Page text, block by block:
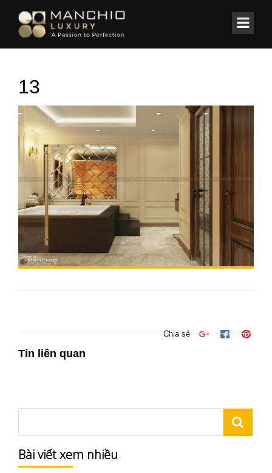
Home/BIỆT THỰ/ Biệt Thự Monaco ( Mr. Lục )
13
Chia sẻ
Tin liên quan
Bài viết xem nhiều